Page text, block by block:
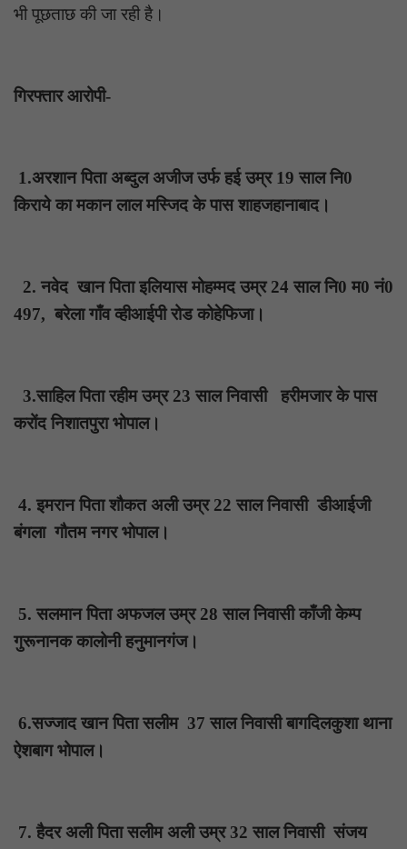
भी पूछताछ की जा रही है।
गिरफ्तार आरोपी-
1.अरशान पिता अब्दुल अजीज उर्फ हई उम्र 19 साल नि0
किराये का मकान लाल मस्जिद के पास शाहजहानाबाद।
2. नवेद खान पिता इलियास मोहम्मद उम्र 24 साल नि0 म0 नं0
497, बरेला गाँव व्हीआईपी रोड कोहेफिजा।
3.साहिल पिता रहीम उम्र 23 साल निवासी हरीमजार के पास
करोंद निशातपुरा भोपाल।
4. इमरान पिता शौकत अली उम्र 22 साल निवासी डीआईजी
बंगला गौतम नगर भोपाल।
5. सलमान पिता अफजल उम्र 28 साल निवासी काँजी केम्प
गुरूनानक कालोनी हनुमानगंज।
6.सज्जाद खान पिता सलीम 37 साल निवासी बागदिलकुशा थाना
ऐशबाग भोपाल।
7. हैदर अली पिता सलीम अली उम्र 32 साल निवासी संजय